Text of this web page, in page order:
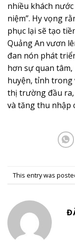
nhiều khách
niệm”. Hy vọng
phục lại sẽ tạo
Quảng An vươn
đan nón phát
hơn sự quan
huyện, tỉnh
thị trường đầu ra,
và tăng thu nhập
This entry was